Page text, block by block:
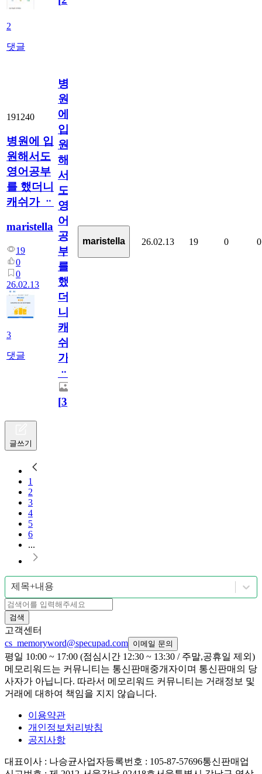
2
댓글
191240
병원에 입
원해서도
영어공부
를 했더니
캐쉬가 ᆢ
maristella
19
0
0
26.02.13
3
댓글
병
원
에
입
원
해
서
도
영
어
공
부
를
했
더
니
캐
쉬
가
ᆢ
[3]
maristella 26.02.13 19 0 0
글쓰기
1
2
3
4
5
6
...
제목+내용
검색
고객센터
cs_memoryword@specupad.com 이메일 문의
평일 10:00 ~ 17:00 (점심시간 12:30 ~ 13:30 / 주말,공휴일 제외)
메모리워드는 커뮤니티는 통신판매중개자이며 통신판매의 당
사자가 아닙니다. 따라서 메모리워드 커뮤니티는 거래정보 및
거래에 대하여 책임을 지지 않습니다.
이용약관
개인정보처리방침
공지사항
대표이사 : 나승균사업자등록번호 : 105-87-57696통신판매업